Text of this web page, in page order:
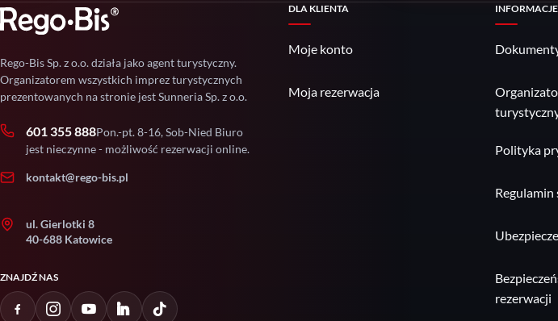
Rego-Bis Sp. z o.o. działa jako agent turystyczny.
Organizatorem wszystkich imprez turystycznych
prezentowanych na stronie jest Sunneria Sp. z o.o.
601 355 888Pon.-pt. 8-16, Sob-Nied Biuro
jest nieczynne - możliwość rezerwacji online.
kontakt@rego-bis.pl
ul. Gierlotki 8
40-688 Katowice
ZNAJDŹ NAS
DLA KLIENTA
Moje konto
Moja rezerwacja
INFORMACJE
Polityka
Regulamin
rezerwacji